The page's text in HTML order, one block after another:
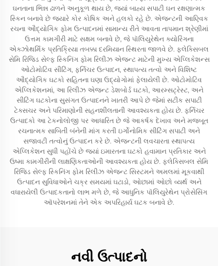
ઘનતાના ભિન્ન ઢાળને અનુકૂળ થાય છે, જ્યાં બાહ્ય સપાટી ઘન રક્ષણાત્મક
સ્કિન બનાવે છે જ્યારે કોર કોષિક અને હલકો રહે છે. એજન્ટની આણ્વિક
રચના ઔદ્યોગિક ફોમ ઉત્પાદનમાં સામાન્ય રીતે આવતા તાપમાન શ્રેણીમાં
ઉત્તમ કામગીરી માટે સક્ષમ બનાવે છે, જે પૉલિયુરેથેન ક્યોરિંગના
એક્ઝોથર્મિક પ્રતિક્રિયા તબક્કા દરમિયાન સ્થિરતા જાળવે છે. ફ્લેક્સિબલ
સેમિ રિજિડ સેલ્ફ સ્કિનિંગ ફોમ રિલીઝ એજન્ટ માટેની મુખ્ય એપ્લિકેશન્સ
ઓટોમોટિવ સીટિંગ, ફર્નિચર ઉત્પાદન, સ્થાપત્ય તત્વો અને વિશિષ્ટ
ઔદ્યોગિક ઘટકો સહિતના ઘણા ઉદ્યોગોમાં ફેલાયેલી છે. ઓટોમોટિવ
એપ્લિકેશનમાં, આ રિલીઝ એજન્ટ ડેશબોર્ડ ઘટકો, આરમ્સટ્રેસ્ટ, અને
સીટિંગ ઘટકોના સુસંગત ઉત્પાદનને ખાતરી આપે છે જેમાં સટીક સપાટી
ટેક્સચર અને પરિમાણોની સહનશીલતાની આવશ્યકતા હોય છે. ફર્નિચર
ઉત્પાદકો આ ટેકનોલોજી પર આધારિત છે જે આકર્ષક દેખાવ અને મજબૂત
રચનાત્મક સાબિતી બંનેની માંગ કરતી ઇર્ગોનોમિક સીટિંગ સપાટી અને
સજાવટી તત્વોનું ઉત્પાદન કરે છે. એજન્ટની લવચારતા સ્થાપત્ય
એપ્લિકેશન સુધી પહોંચે છે જ્યાં ઇમારતના ઘટકો હવામાન પ્રતિકાર અને
ઉષ્મા કામગીરીની લાક્ષણિકતાઓની આવશ્યકતા હોય છે. ફ્લેક્સિબલ સેમિ
રિજિડ સેલ્ફ સ્કિનિંગ ફોમ રિલીઝ એજન્ટ સિસ્ટમને અમલમાં મૂકવાથી
ઉત્પાદન સુવિધાઓને ચક્ર સમયમાં ઘટાડો, ઓછામાં ઓછો વ્યર્થ અને
વધારાયેલી ઉત્પાદકતાનો લાભ મળે છે, જે આધુનિક પૉલિયુરેથેન પ્રોસેસિંગ
ઑપરેશનમાં તેને એક અપરિહાર્ય ઘટક બનાવે છે.
નવી ઉત્પાદનો